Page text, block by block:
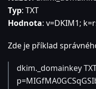
Typ: TXT
Hodnota: v=DKIM1;
Zde je příklad
dkim._domainkey